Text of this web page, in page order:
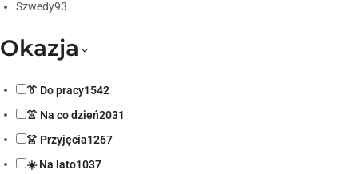
Szwedy93
Okazja
👔 Do pracy1542
👚 Na co dzień2031
👗 Przyjęcia1267
☀️ Na lato1037